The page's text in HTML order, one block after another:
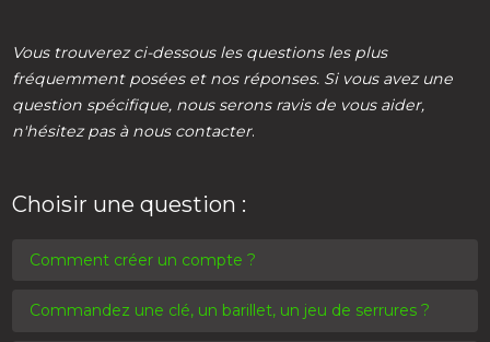
Vous trouverez ci-dessous les questions les plus
fréquemment posées et nos réponses. Si vous avez une
question spécifique, nous serons ravis de vous aider,
n'hésitez pas à nous contacter.
Choisir une question :
Comment créer un compte ?
Commandez une clé, un barillet, un jeu de serrures ?